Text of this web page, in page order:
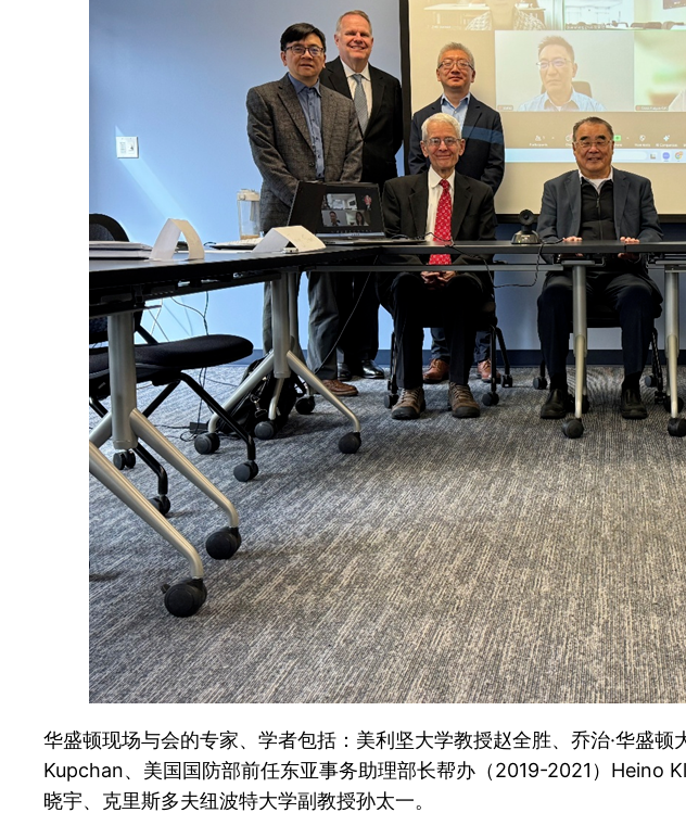
华盛顿现场与会的专家、学者包括：美利坚大学教授赵全胜、乔治·华盛
Kupchan、美国国防部前任东亚事务助理部长帮办（2019-2021）Heino
晓宇、克里斯多夫纽波特大学副教授孙太一。